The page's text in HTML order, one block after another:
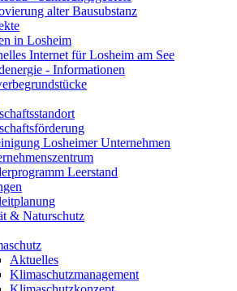
alter Bausubstanz
in Losheim
Internet für Losheim am See
- Informationen
Losheimer Unternehmen
Leerstand
& Naturschutz
Aktuelles
Klimaschutzmanagement